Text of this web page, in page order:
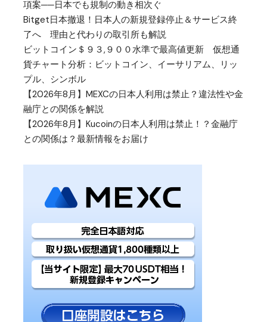
項案──日本でも規制の動き相次ぐ
Bitget日本撤退！日本人の新規登録停止＆サービス終
了へ 理由と代わりの取引所も解説
ビットコイン＄９３,９００水準で最高値更新 仮想通
貨チャート分析：ビットコイン、イーサリアム、リッ
プル、シンボル
【2026年8月】MEXCの日本人利用は禁止？違法性や金
融庁との関係を解説
【2026年8月】Kucoinの日本人利用は禁止！？金融庁
との関係は？最新情報をお届け